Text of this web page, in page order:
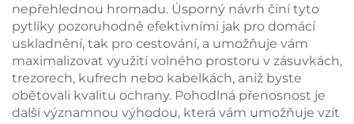
nepřehlednou hromadu. Úsporný návrh činí tyto
pytlíky pozoruhodně efektivními jak pro domácí
uskladnění, tak pro cestování, a umožňuje vám
maximalizovat využití volného prostoru v zásuvkách,
trezorech, kufrech nebo kabelkách, aniž byste
obětovali kvalitu ochrany. Pohodlná přenosnost je
další významnou výhodou, která vám umožňuje vzít